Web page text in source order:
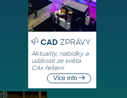
CADZPRÁVY
Aktuality, nabídky a
události ze světa
CAx řešení
Více info